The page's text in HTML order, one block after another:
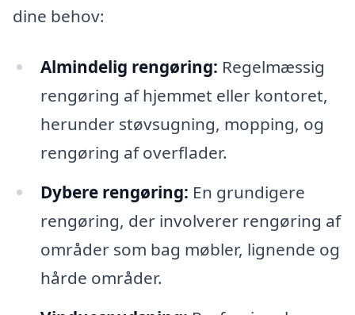
dine behov:
Almindelig rengøring: Regelmæssig
rengøring af hjemmet eller kontoret,
herunder støvsugning, mopping, og
rengøring af overflader.
Dybere rengøring: En grundigere
rengøring, der involverer rengøring af
områder som bag møbler, lignende og
hårde områder.